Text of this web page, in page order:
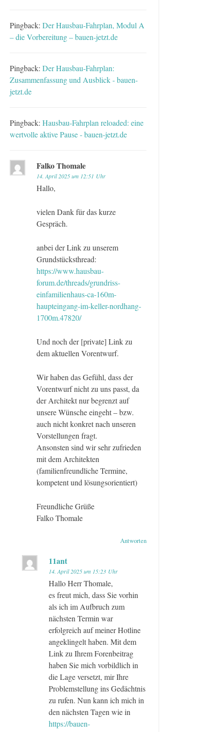
Pingback: Der Hausbau-Fahrplan, Modul A
– die Vorbereitung – bauen-jetzt.de
Pingback: Der Hausbau-Fahrplan:
Zusammenfassung und Ausblick - bauen-
jetzt.de
Pingback: Hausbau-Fahrplan reloaded: eine
wertvolle aktive Pause - bauen-jetzt.de
Falko Thomale
14. April 2025 um 12:51 Uhr
Hallo,
vielen Dank für das kurze
Gespräch.
anbei der Link zu unserem
Grundstücksthread:
https://www.hausbau-
forum.de/threads/grundriss-
einfamilienhaus-ca-160m-
haupteingang-im-keller-nordhang-
1700m.47820/
Und noch der [private] Link zu
dem aktuellen Vorentwurf.
Wir haben das Gefühl, dass der
Vorentwurf nicht zu uns passt, da
der Architekt nur begrenzt auf
unsere Wünsche eingeht – bzw.
auch nicht konkret nach unseren
Vorstellungen fragt.
Ansonsten sind wir sehr zufrieden
mit dem Architekten
(familienfreundliche Termine,
kompetent und lösungsorientiert)
Freundliche Grüße
Falko Thomale
Antworten
11ant
14. April 2025 um 15:23 Uhr
Hallo Herr Thomale,
es freut mich, dass Sie vorhin
als ich im Aufbruch zum
nächsten Termin war
erfolgreich auf meiner Hotline
angeklingelt haben. Mit dem
Link zu Ihrem Forenbeitrag
haben Sie mich vorbildlich in
die Lage versetzt, mir Ihre
Problemstellung ins Gedächtnis
zu rufen. Nun kann ich mich in
den nächsten Tagen wie in
https://bauen-